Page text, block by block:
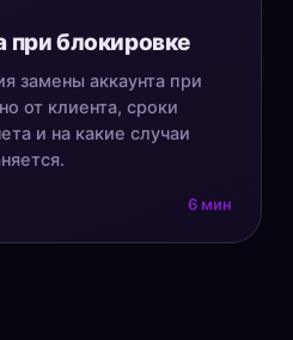
при блокировке
замены аккаунта при
от клиента, сроки
и на какие случаи
6 мин